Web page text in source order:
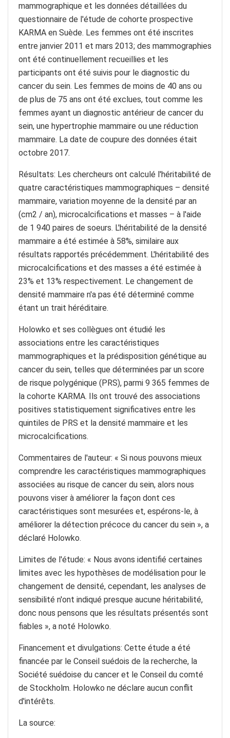
mammographique et les données détaillées du
questionnaire de l'étude de cohorte prospective
KARMA en Suède. Les femmes ont été inscrites
entre janvier 2011 et mars 2013; des mammographies
ont été continuellement recueillies et les
participants ont été suivis pour le diagnostic du
cancer du sein. Les femmes de moins de 40 ans ou
de plus de 75 ans ont été exclues, tout comme les
femmes ayant un diagnostic antérieur de cancer du
sein, une hypertrophie mammaire ou une réduction
mammaire. La date de coupure des données était
octobre 2017.
Résultats: Les chercheurs ont calculé l'héritabilité de
quatre caractéristiques mammographiques – densité
mammaire, variation moyenne de la densité par an
(cm2 / an), microcalcifications et masses – à l'aide
de 1 940 paires de soeurs. L'héritabilité de la densité
mammaire a été estimée à 58%, similaire aux
résultats rapportés précédemment. L'héritabilité des
microcalcifications et des masses a été estimée à
23% et 13% respectivement. Le changement de
densité mammaire n'a pas été déterminé comme
étant un trait héréditaire.
Holowko et ses collègues ont étudié les
associations entre les caractéristiques
mammographiques et la prédisposition génétique au
cancer du sein, telles que déterminées par un score
de risque polygénique (PRS), parmi 9 365 femmes de
la cohorte KARMA. Ils ont trouvé des associations
positives statistiquement significatives entre les
quintiles de PRS et la densité mammaire et les
microcalcifications.
Commentaires de l'auteur: « Si nous pouvons mieux
comprendre les caractéristiques mammographiques
associées au risque de cancer du sein, alors nous
pouvons viser à améliorer la façon dont ces
caractéristiques sont mesurées et, espérons-le, à
améliorer la détection précoce du cancer du sein », a
déclaré Holowko.
Limites de l'étude: « Nous avons identifié certaines
limites avec les hypothèses de modélisation pour le
changement de densité, cependant, les analyses de
sensibilité n'ont indiqué presque aucune héritabilité,
donc nous pensons que les résultats présentés sont
fiables », a noté Holowko.
Financement et divulgations: Cette étude a été
financée par le Conseil suédois de la recherche, la
Société suédoise du cancer et le Conseil du comté
de Stockholm. Holowko ne déclare aucun conflit
d'intérêts.
La source: